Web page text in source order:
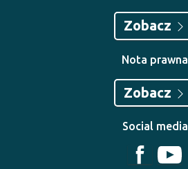
Zobacz
Nota prawna
Zobacz
Social media